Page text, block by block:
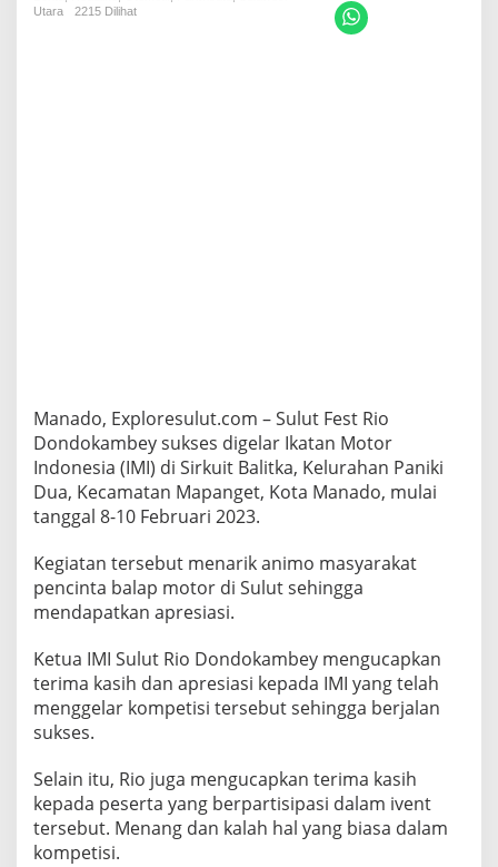
s
n
d
o
k
a
m
e
y
B
i
k
a
r
e
s
Utara
2215 Dilihat
Manado, Exploresulut.com – Sulut Fest Rio
Dondokambey sukses digelar Ikatan Motor
Indonesia (IMI) di Sirkuit Balitka, Kelurahan Paniki
Dua, Kecamatan Mapanget, Kota Manado, mulai
tanggal 8-10 Februari 2023.
Kegiatan tersebut menarik animo masyarakat
pencinta balap motor di Sulut sehingga
mendapatkan apresiasi.
Ketua IMI Sulut Rio Dondokambey mengucapkan
terima kasih dan apresiasi kepada IMI yang telah
menggelar kompetisi tersebut sehingga berjalan
sukses.
Selain itu, Rio juga mengucapkan terima kasih
kepada peserta yang berpartisipasi dalam ivent
tersebut. Menang dan kalah hal yang biasa dalam
kompetisi.